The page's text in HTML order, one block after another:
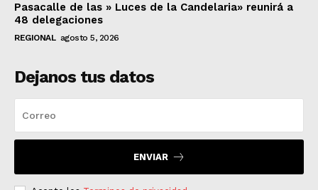
Pasacalle de las » Luces de la Candelaria» reunirá a
48 delegaciones
REGIONAL agosto 5, 2026
Dejanos tus datos
ENVIAR